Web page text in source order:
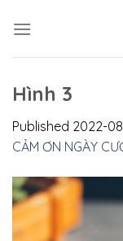
Hình 3
Published 2022-
CẢM ƠN NGÀY